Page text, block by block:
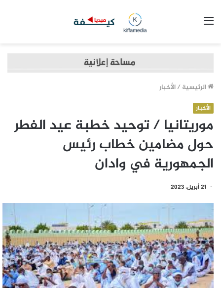
الرئيسية /الأخبار
الأخبار
موريتانيا / توحيد خطبة عيد الفطر
حول مضامين خطاب رئيس
الجمهورية في وادان
21 أبريل، 2023